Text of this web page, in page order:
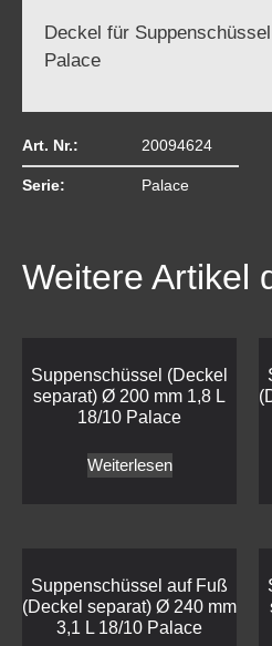
Deckel für
Palace
Art. Nr.: 20094624
Serie: Palace
Weitere Artikel
Suppenschüssel (Deckel
separat) Ø 200 mm 1,8 L
18/10 Palace
Weiterlesen
Suppenschüssel auf Fuß
(Deckel separat) Ø 240 mm
3,1 L 18/10 Palace